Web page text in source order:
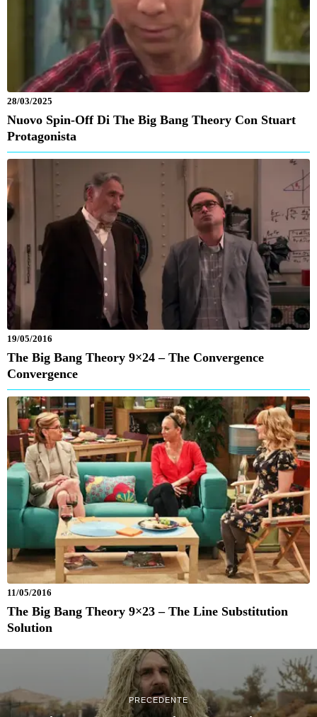
28/03/2025
Nuovo Spin-Off Di The Big Bang Theory Con Stuart
Protagonista
19/05/2016
The Big Bang Theory 9×24 – The Convergence
Convergence
11/05/2016
The Big Bang Theory 9×23 – The Line Substitution
Solution
PRECEDENTE